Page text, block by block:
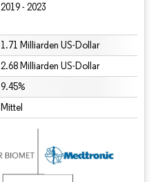
2019 - 2023
1.71 Milliarden US-Dollar
2.68 Milliarden US-Dollar
9.45%
Mittel